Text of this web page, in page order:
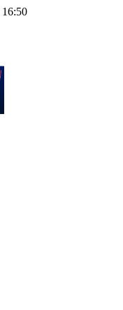
16:50